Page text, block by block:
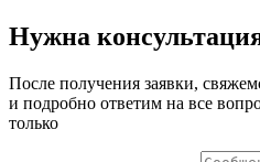
Нужна
После получения заявки,
и подробно ответим на все
только